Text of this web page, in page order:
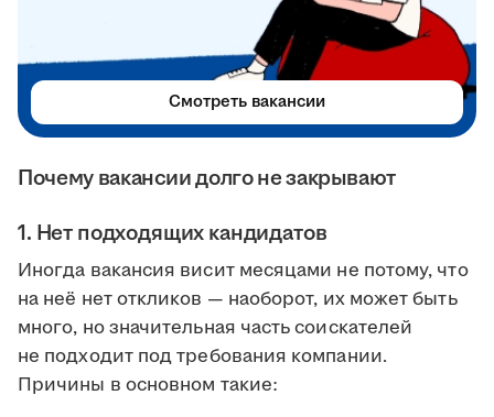
Почему вакансии долго не закрывают
1. Нет подходящих кандидатов
Иногда вакансия висит месяцами не потому, что
на неё нет откликов — наоборот, их может быть
много, но значительная часть соискателей
не подходит под требования компании.
Причины в основном такие:
Смотреть вакансии